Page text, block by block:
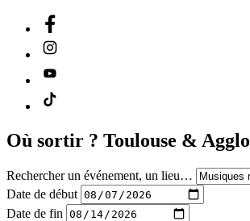
Où sortir ? Toulouse & Agglo
Rechercher un événement, un lieu…
Date de début
Date de fin